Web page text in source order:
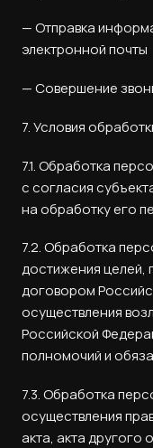
— Отправка
электронной почты
— Совершение
7. Условия
7.1. Обработка
с согласия
на обработку его
7.2. Обработка
достижения
договором
осуществления
Российской
полномочий и
7.3. Обработка
осуществления
акта, акта другого